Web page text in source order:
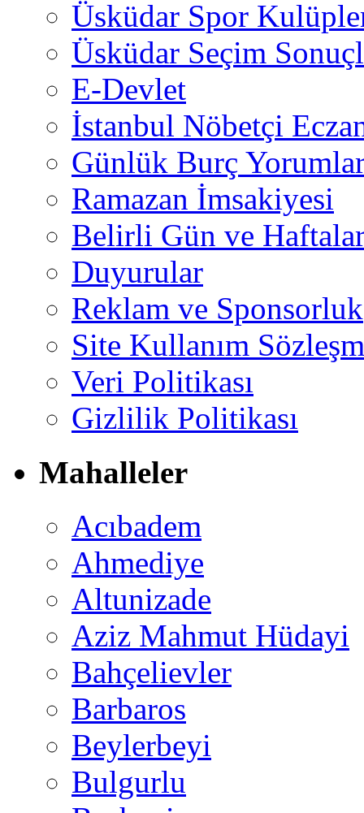
Üsküdar Spor
Üsküdar Seçim
E-Devlet
İstanbul Nöbetçi
Günlük Burç
Ramazan İmsakiyesi
Belirli Gün ve
Duyurular
Reklam ve Sponsorluk
Site Kullanım
Veri Politikası
Gizlilik Politikası
Mahalleler
Acıbadem
Ahmediye
Altunizade
Aziz Mahmut Hüdayi
Bahçelievler
Barbaros
Beylerbeyi
Bulgurlu